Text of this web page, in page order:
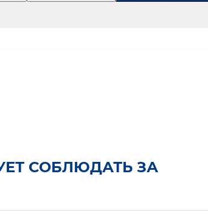
СОБЛЮДАТЬ ЗА